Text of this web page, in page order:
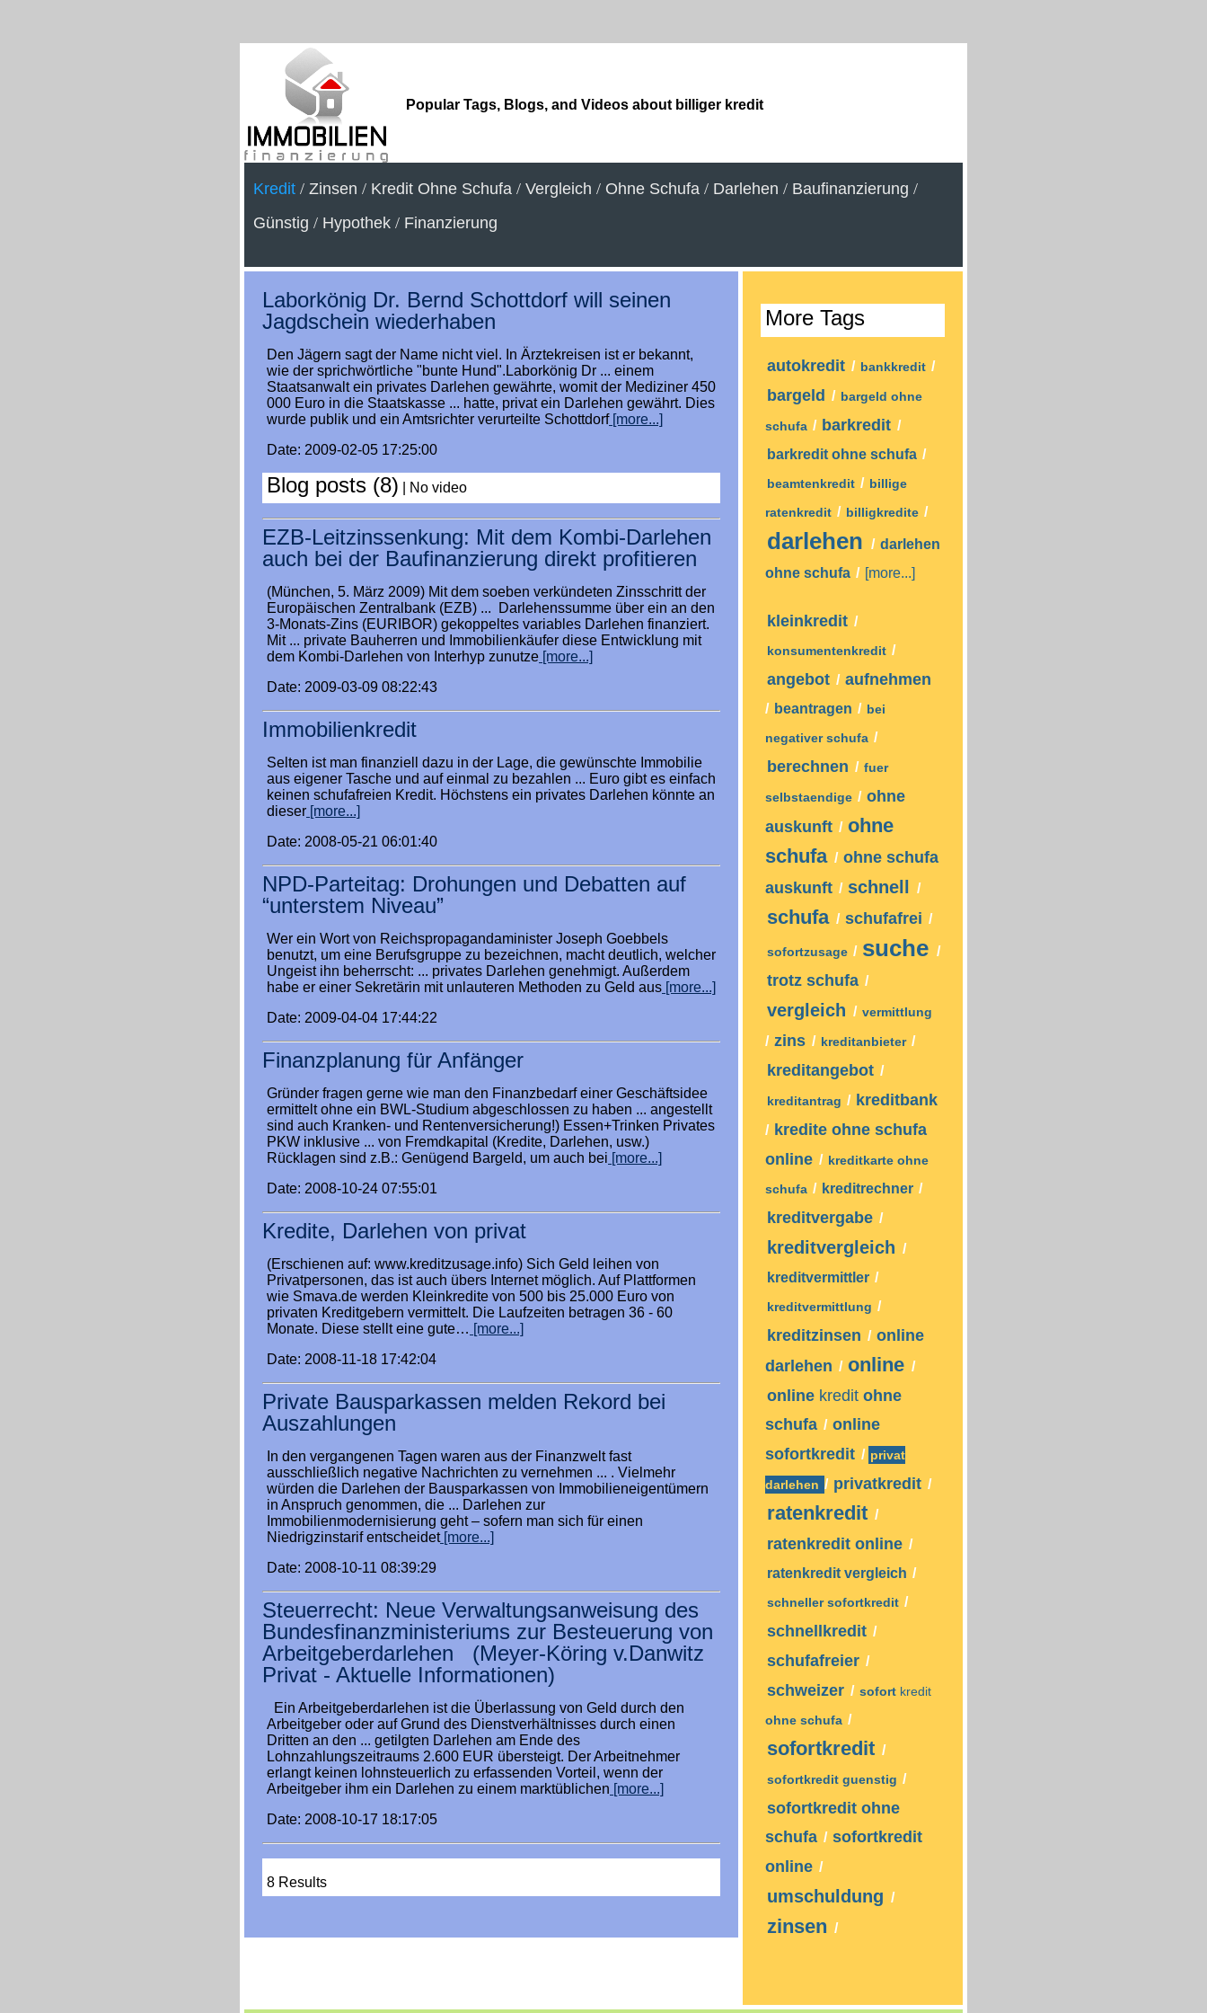
Popular Tags, Blogs, and Videos about billiger kredit
Kredit / Zinsen / Kredit Ohne Schufa / Vergleich / Ohne Schufa / Darlehen / Baufinanzierung /
Günstig / Hypothek / Finanzierung
Laborkönig Dr. Bernd Schottdorf will seinen
Jagdschein wiederhaben
Den Jägern sagt der Name nicht viel. In Ärztekreisen ist er bekannt,
wie der sprichwörtliche "bunte Hund".Laborkönig Dr ... einem
Staatsanwalt ein privates Darlehen gewährte, womit der Mediziner 450
000 Euro in die Staatskasse ... hatte, privat ein Darlehen gewährt. Dies
wurde publik und ein Amtsrichter verurteilte Schottdorf[more...]
Date: 2009-02-05 17:25:00
Blog posts (8) No video
EZB-Leitzinssenkung: Mit dem Kombi-Darlehen
auch bei der Baufinanzierung direkt profitieren
(München, 5. März 2009) Mit dem soeben verkündeten Zinsschritt der
Europäischen Zentralbank (EZB) ... Darlehenssumme über ein an den
3-Monats-Zins (EURIBOR) gekoppeltes variables Darlehen finanziert.
Mit ... private Bauherren und Immobilienkäufer diese Entwicklung mit
dem Kombi-Darlehen von Interhyp zunutze [more...]
Date: 2009-03-09 08:22:43
Immobilienkredit
Selten ist man finanziell dazu in der Lage, die gewünschte Immobilie
aus eigener Tasche und auf einmal zu bezahlen ... Euro gibt es einfach
keinen schufafreien Kredit. Höchstens ein privates Darlehen könnte an
dieser [more...]
Date: 2008-05-21 06:01:40
NPD-Parteitag: Drohungen und Debatten auf
“unterstem Niveau”
Wer ein Wort von Reichspropagandaminister Joseph Goebbels
benutzt, um eine Berufsgruppe zu bezeichnen, macht deutlich, welcher
Ungeist ihn beherrscht: ... privates Darlehen genehmigt. Außerdem
habe er einer Sekretärin mit unlauteren Methoden zu Geld aus [more...]
Date: 2009-04-04 17:44:22
Finanzplanung für Anfänger
Gründer fragen gerne wie man den Finanzbedarf einer Geschäftsidee
ermittelt ohne ein BWL-Studium abgeschlossen zu haben ... angestellt
sind auch Kranken- und Rentenversicherung!) Essen+Trinken Privates
PKW inklusive ... von Fremdkapital (Kredite, Darlehen, usw.)
Rücklagen sind z.B.: Genügend Bargeld, um auch bei [more...]
Date: 2008-10-24 07:55:01
Kredite, Darlehen von privat
(Erschienen auf: www.kreditzusage.info) Sich Geld leihen von
Privatpersonen, das ist auch übers Internet möglich. Auf Plattformen
wie Smava.de werden Kleinkredite von 500 bis 25.000 Euro von
privaten Kreditgebern vermittelt. Die Laufzeiten betragen 36 - 60
Monate. Diese stellt eine gute… [more...]
Date: 2008-11-18 17:42:04
Private Bausparkassen melden Rekord bei
Auszahlungen
In den vergangenen Tagen waren aus der Finanzwelt fast
ausschließlich negative Nachrichten zu vernehmen ... . Vielmehr
würden die Darlehen der Bausparkassen von Immobilieneigentümern
in Anspruch genommen, die ... Darlehen zur
Immobilienmodernisierung geht – sofern man sich für einen
Niedrigzinstarif entscheidet[more...]
Date: 2008-10-11 08:39:29
Steuerrecht: Neue Verwaltungsanweisung des
Bundesfinanzministeriums zur Besteuerung von
Arbeitgeberdarlehen (Meyer-Köring v.Danwitz
Privat - Aktuelle Informationen)
Ein Arbeitgeberdarlehen ist die Überlassung von Geld durch den
Arbeitgeber oder auf Grund des Dienstverhältnisses durch einen
Dritten an den ... getilgten Darlehen am Ende des
Lohnzahlungszeitraums 2.600 EUR übersteigt. Der Arbeitnehmer
erlangt keinen lohnsteuerlich zu erfassenden Vorteil, wenn der
Arbeitgeber ihm ein Darlehen zu einem marktüblichen [more...]
Date: 2008-10-17 18:17:05
8 Results
More Tags
autokredit / bankkredit /
bargeld / bargeld ohne
schufa / barkredit /
barkredit ohne schufa /
beamtenkredit / billige
ratenkredit / billigkredite /
darlehen / darlehen
ohne schufa / [more...]
kleinkredit /
konsumentenkredit /
angebot / aufnehmen
/ beantragen / bei
negativer schufa /
berechnen / fuer
selbstaendige / ohne
auskunft / ohne
schufa / ohne schufa
auskunft / schnell /
schufa / schufafrei /
sofortzusage / suche /
trotz schufa /
vergleich / vermittlung
/ zins / kreditanbieter /
kreditangebot /
kreditantrag / kreditbank
/ kredite ohne schufa
online / kreditkarte ohne
schufa / kreditrechner /
kreditvergabe /
kreditvergleich /
kreditvermittler /
kreditvermittlung /
kreditzinsen / online
darlehen / online /
online kredit ohne
schufa / online
sofortkredit / privat
darlehen / privatkredit /
ratenkredit /
ratenkredit online /
ratenkredit vergleich /
schneller sofortkredit /
schnellkredit /
schufafreier /
schweizer / sofort kredit
ohne schufa /
sofortkredit /
sofortkredit guenstig /
sofortkredit ohne
schufa / sofortkredit
online /
umschuldung /
zinsen /